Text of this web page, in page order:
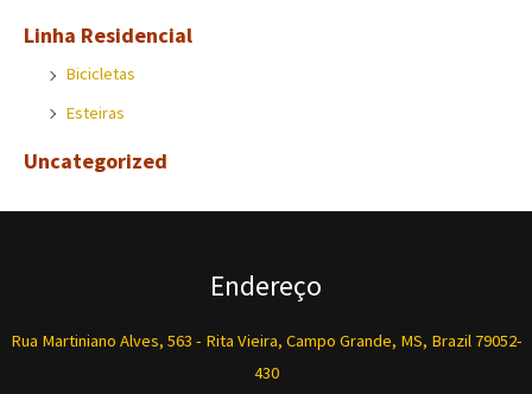
Linha Residencial
Bicicletas
Esteiras
Uncategorized
Endereço
Rua Martiniano Alves, 563 - Rita Vieira, Campo Grande, MS, Brazil 79052-
430